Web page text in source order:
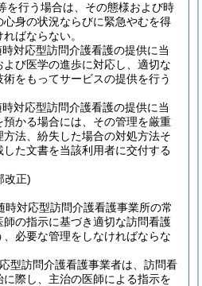
を行う場合は、その態様および時
身の状況ならびに緊急やむを得
ばならない。
対応型訪問介護看護の提供に当
び医学の進歩に対応し、適切な
をもってサービスの提供を行う
対応型訪問介護看護の提供に当
かる場合には、その管理を厳重
法、紛失した場合の対処方法そ
た文書を当該利用者に交付する
改正)
時対応型訪問介護看護事業所の常
の指示に基づき適切な訪問看護
必要な管理をしなければならな
型訪問介護看護事業者は、訪問看
際し、主治の医師による指示を